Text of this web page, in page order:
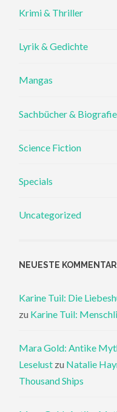
Krimi & Thriller
Lyrik & Gedichte
Mangas
Sachbücher &
Science Fiction
Specials
Uncategorized
NEUESTE
Karine Tuil: Die
zu Karine Tuil:
Mara Gold: Antike
Leselust zu Natalie
Thousand Ships